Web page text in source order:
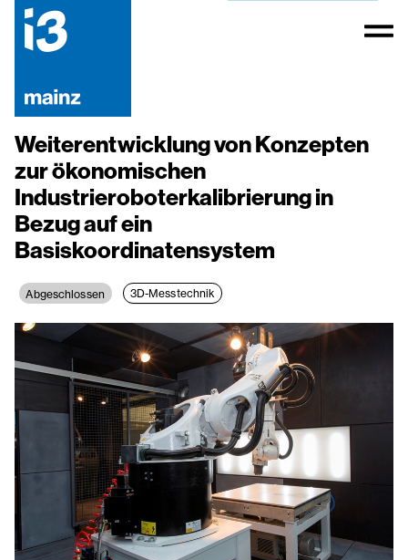
Weiterentwicklung von Konzepten
zur ökonomischen
Industrieroboterkalibrierung in
Bezug auf ein
Basiskoordinatensystem
Abgeschlossen 3D-Messtechnik